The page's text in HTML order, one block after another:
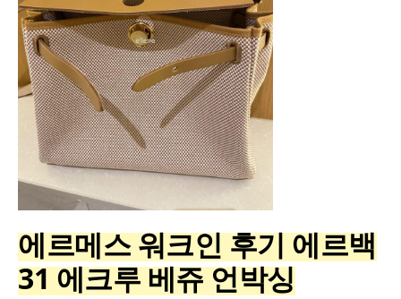
에르메스 워크인 후기 에르백
31 에크루 베쥬 언박싱